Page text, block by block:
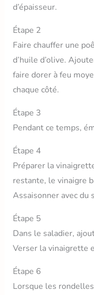
d’épaisseur.
Étape 2
Faire chauffer une
d’huile d’olive.
faire dorer à feu
chaque côté.
Étape 3
Pendant ce temps,
Étape 4
Préparer la
restante, le vinaigre
Assaisonner avec du
Étape 5
Dans le saladier,
Verser la vinaigrette
Étape 6
Lorsque les